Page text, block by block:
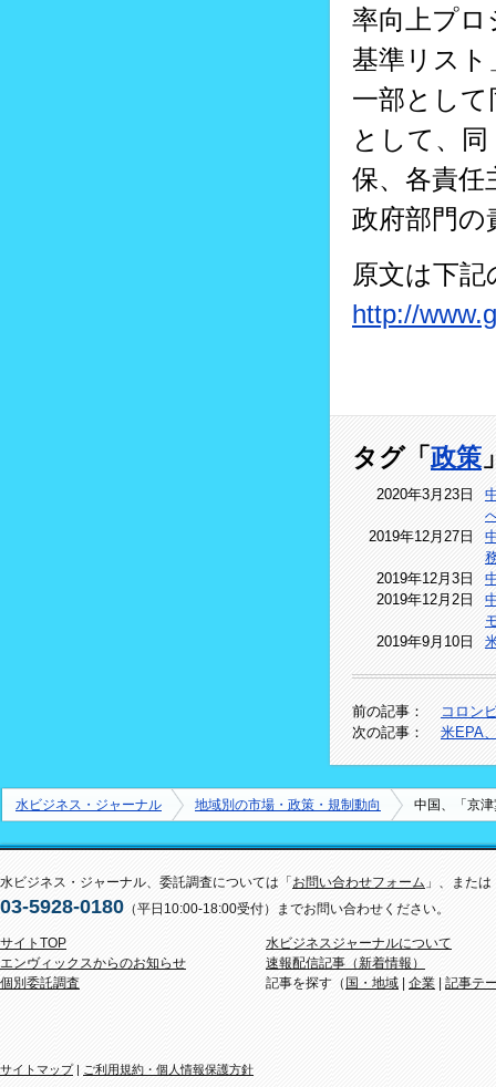
率向上プロ
基準リスト
一部とし
として、
保、各責任
政府部門の
原文は下
http://
タグ「政策
2020年3月23日
2019年12月27日
2019年12月3日
2019年12月2日
2019年9月10日
前の記事：
コロン
次の記事：
米EPA
水ビジネス・ジャーナル 地域別の市場・政策・規制動向 中国、「京
水ビジネス・ジャーナル、委託調査については「お問い合わせフォーム 」、または
03-5928-0180 （平日10:00-18:00受付）までお問い合わせください。
サイトTOP
エンヴィックスからのお知らせ
個別委託調査
水ビジネスジャーナルについて
速報配信記事（新着情報）
記事を探す（ 国・地域 | 企業 | 記事テ
サイトマップ| ご利用規約・個人情報保護方針